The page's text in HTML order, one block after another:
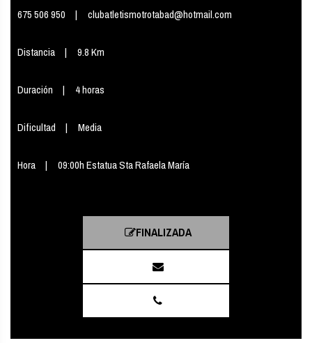
675 506 950 clubatletismotrotabad@hotmail.com
Distancia 9.8 Km
Duración 4 horas
Dificultad Media
Hora 09:00h Estatua Sta Rafaela María
FINALIZADA